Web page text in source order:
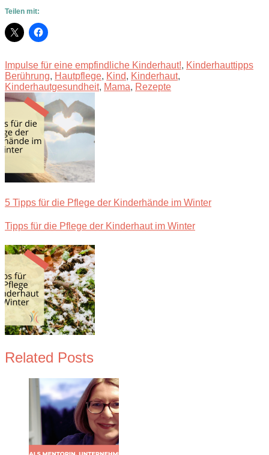
Teilen mit:
Impulse für eine empfindliche Kinderhaut!, Kinderhauttipps
Berührung, Hautpflege, Kind, Kinderhaut,
Kinderhautgesundheit, Mama, Rezepte
5 Tipps für die Pflege der Kinderhände im Winter
Tipps für die Pflege der Kinderhaut im Winter
Related Posts